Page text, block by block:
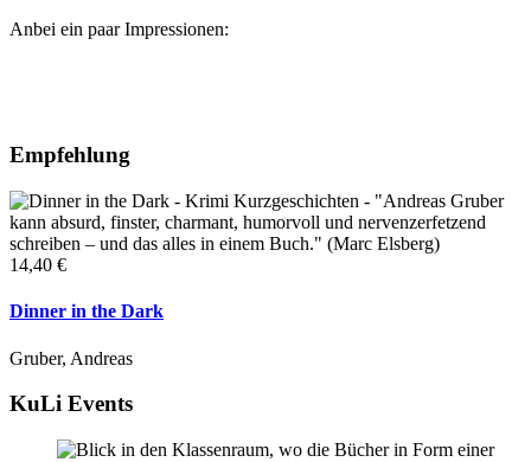
Anbei ein paar Impressionen:
Empfehlung
14,40 €
Dinner in the Dark
Gruber, Andreas
KuLi Events